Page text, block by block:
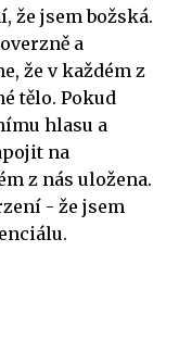
že jsem božská.
a
že v každém z
tělo. Pokud
hlasu a
na
z nás uložena.
- že jsem